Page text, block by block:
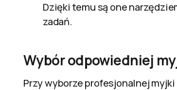
Dzięki temu są one
zadań.
Wybór odpowiedniej
Przy wyborze profesjonalnej